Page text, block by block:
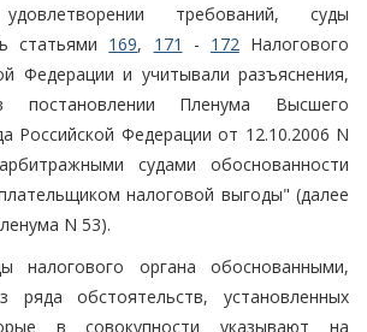
требований, суды
статьями 169, 171 - 172 Налогового
Федерации и учитывали разъяснения,
постановлении Пленума Высшего
Российской Федерации от 12.10.2006 N
судами обоснованности
налоговой выгоды" (далее
N 53).
налогового органа обоснованными,
ряда обстоятельств, установленных
в совокупности указывают на